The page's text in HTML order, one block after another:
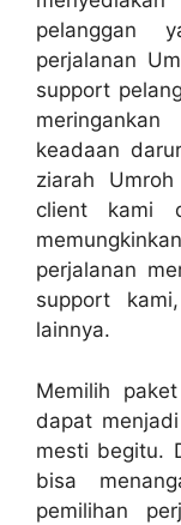
pelanggan
perjalanan
support
keadaan
ziarah
client kami
perjalanan
support
lainnya.
Memilih
dapat
mesti begitu.
bisa
pemilihan